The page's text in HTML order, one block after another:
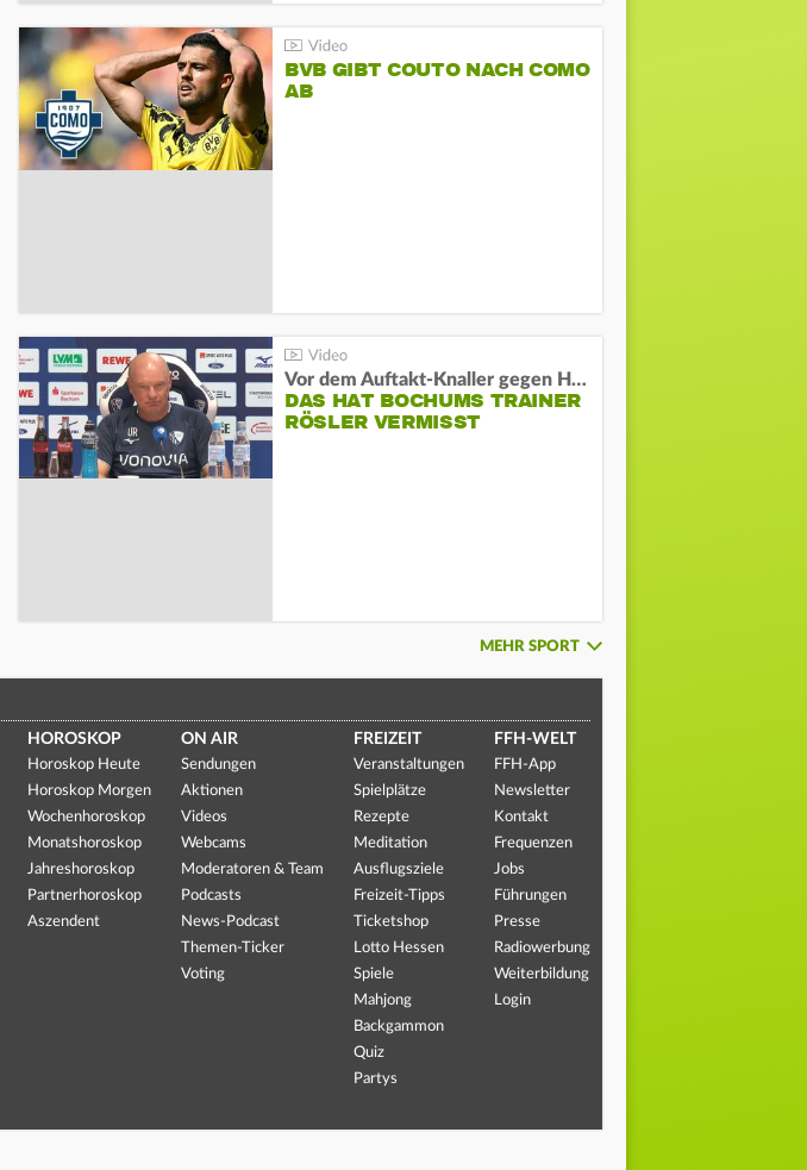
BVB GIBT COUTO NACH COMO
AB
Vor dem Auftakt-Knaller gegen Hertha:
DAS HAT BOCHUMS TRAINER
RÖSLER VERMISST
MEHR SPORT
HOROSKOP
Horoskop Heute
Horoskop Morgen
Wochenhoroskop
Monatshoroskop
Jahreshoroskop
Partnerhoroskop
Aszendent
ON AIR
Sendungen
Aktionen
Videos
Webcams
Moderatoren & Team
Podcasts
News-Podcast
Themen-Ticker
Voting
FREIZEIT
Veranstaltungen
Spielplätze
Rezepte
Meditation
Ausflugsziele
Freizeit-Tipps
Ticketshop
Lotto Hessen
Spiele
Mahjong
Backgammon
Quiz
Partys
FFH-WELT
FFH-App
Newsletter
Kontakt
Frequenzen
Jobs
Führungen
Presse
Radiowerbung
Weiterbildung
Login